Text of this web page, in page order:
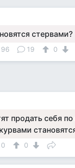
стервами?
96 19 0
продать себя
0 0